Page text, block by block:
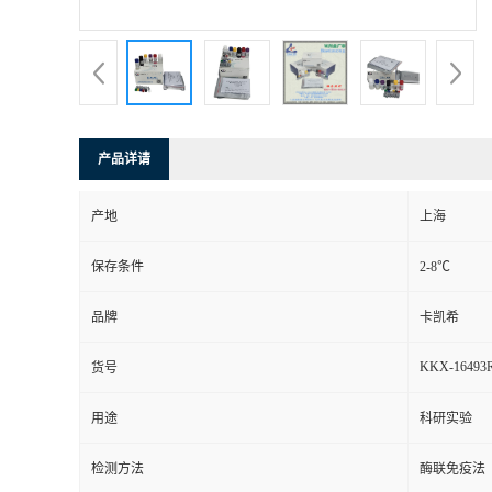
产品详请
产地 上海
保存条件 2-8℃
品牌 卡凯希
货号 KKX-
用途 科研实验
检测方法 酶联免疫法